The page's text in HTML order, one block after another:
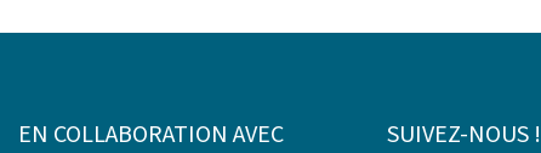
EN COLLABORATION AVEC SUIVEZ-NOUS !